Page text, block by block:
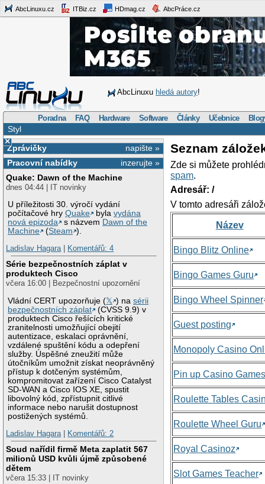
AbcLinuxu.cz ITBiz.cz HDmag.cz AbcPráce.cz
AbcLinuxu hledá autory!
Poradna FAQ Hardware Software Články Učebnice
Styl
×
napište »
Zprávičky
inzerujte »
Pracovní nabídky
Quake: Dawn of the Machine
dnes 04:44 | IT novinky
U příležitosti 30. výročí vydání
počítačové hryQuake bylavydána
nová epizoda
s názvem Dawn of the
Machine
(Steam ).
Ladislav Hagara| Komentářů: 4
Série bezpečnostních záplat v
produktech Cisco
včera 16:00 | Bezpečnostní upozornění
Vládní CERT upozorňuje (𝕏 ) nasérii
bezpečnostních záplat
(CVSS 9.9) v
produktech Cisco řešících kritické
zranitelnosti umožňující obejití
autentizace, eskalaci oprávnění,
vzdálené spuštění kódu a odepření
služby. Úspěšné zneužití může
útočníkům umožnit získat neoprávněný
přístup k dotčeným systémům,
kompromitovat zařízení Cisco Catalyst
SD-WAN a Cisco IOS XE, spustit
libovolný kód, zpřístupnit citlivé
informace nebo narušit dostupnost
postižených systémů.
Ladislav Hagara| Komentářů: 2
Soud nařídil firmě Meta zaplatit 567
milionů USD kvůli újmě způsobené
dětem
včera 15:33 | IT novinky
Seznam
Zde si můžete
spam.
Adresář: /
V tomto adresáři
Název
Bingo Blitz Online
Bingo Games Guru
Bingo Wheel Spinner
Guest posting
Monopoly Casino
Pin up Casino
Roulette Tables
Roulette Wheel Guru
Royal Casinoz
Slot Games Teacher